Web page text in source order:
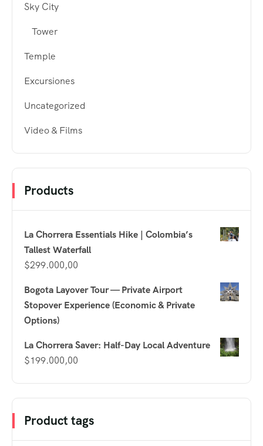
Sky City
Tower
Temple
Excursiones
Uncategorized
Video & Films
Products
La Chorrera Essentials Hike | Colombia’s
Tallest Waterfall
$299.000,00
Bogota Layover Tour — Private Airport
Stopover Experience (Economic & Private
Options)
La Chorrera Saver: Half-Day Local Adventure
$199.000,00
Product tags